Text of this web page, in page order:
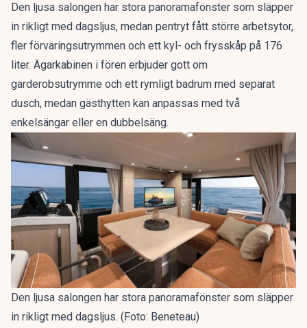
Den ljusa salongen har stora panoramafönster som släpper
in rikligt med dagsljus, medan pentryt fått större arbetsytor,
fler förvaringsutrymmen och ett kyl- och frysskåp på 176
liter. Ägarkabinen i fören erbjuder gott om
garderobsutrymme och ett rymligt badrum med separat
dusch, medan gästhytten kan anpassas med två
enkelsängar eller en dubbelsäng.
Den ljusa salongen har stora panoramafönster som släpper
in rikligt med dagsljus. (Foto: Beneteau)